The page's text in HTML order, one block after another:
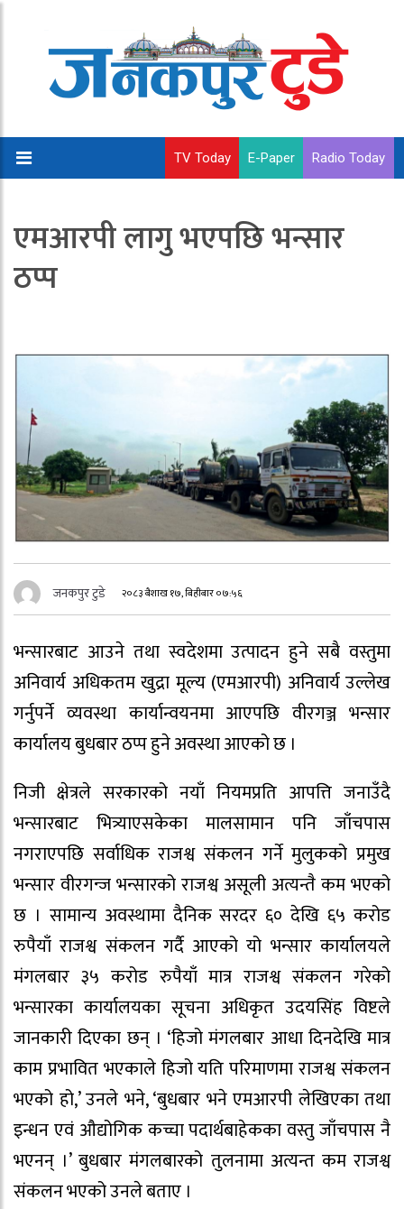
TV Today E-Paper Radio Today
एमआरपी लागु भएपछि भन्सार
ठप्प
जनकपुर टुडे २०८३ बैशाख १७, बिहीबार ०७:५६
भन्सारबाट आउने तथा स्वदेशमा उत्पादन हुने सबै वस्तुमा
अनिवार्य अधिकतम खुद्रा मूल्य (एमआरपी) अनिवार्य उल्लेख
गर्नुपर्ने व्यवस्था कार्यान्वयनमा आएपछि वीरगञ्ज भन्सार
कार्यालय बुधबार ठप्प हुने अवस्था आएको छ ।
निजी क्षेत्रले सरकारको नयाँ नियमप्रति आपत्ति जनाउँदै
भन्सारबाट भित्र्याएसकेका मालसामान पनि जाँचपास
नगराएपछि सर्वाधिक राजश्व संकलन गर्ने मुलुकको प्रमुख
भन्सार वीरगन्ज भन्सारको राजश्व असूली अत्यन्तै कम भएको
छ । सामान्य अवस्थामा दैनिक सरदर ६० देखि ६५ करोड
रुपैयाँ राजश्व संकलन गर्दै आएको यो भन्सार कार्यालयले
मंगलबार ३५ करोड रुपैयाँ मात्र राजश्व संकलन गरेको
भन्सारका कार्यालयका सूचना अधिकृत उदयसिंह विष्टले
जानकारी दिएका छन् । ‘हिजो मंगलबार आधा दिनदेखि मात्र
काम प्रभावित भएकाले हिजो यति परिमाणमा राजश्व संकलन
भएको हो,’ उनले भने, ‘बुधबार भने एमआरपी लेखिएका तथा
इन्धन एवं औद्योगिक कच्चा पदार्थबाहेकका वस्तु जाँचपास नै
भएनन् ।’ बुधबार मंगलबारको तुलनामा अत्यन्त कम राजश्व
संकलन भएको उनले बताए ।